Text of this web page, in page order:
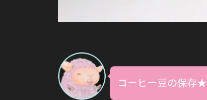
コーヒー豆の保存★